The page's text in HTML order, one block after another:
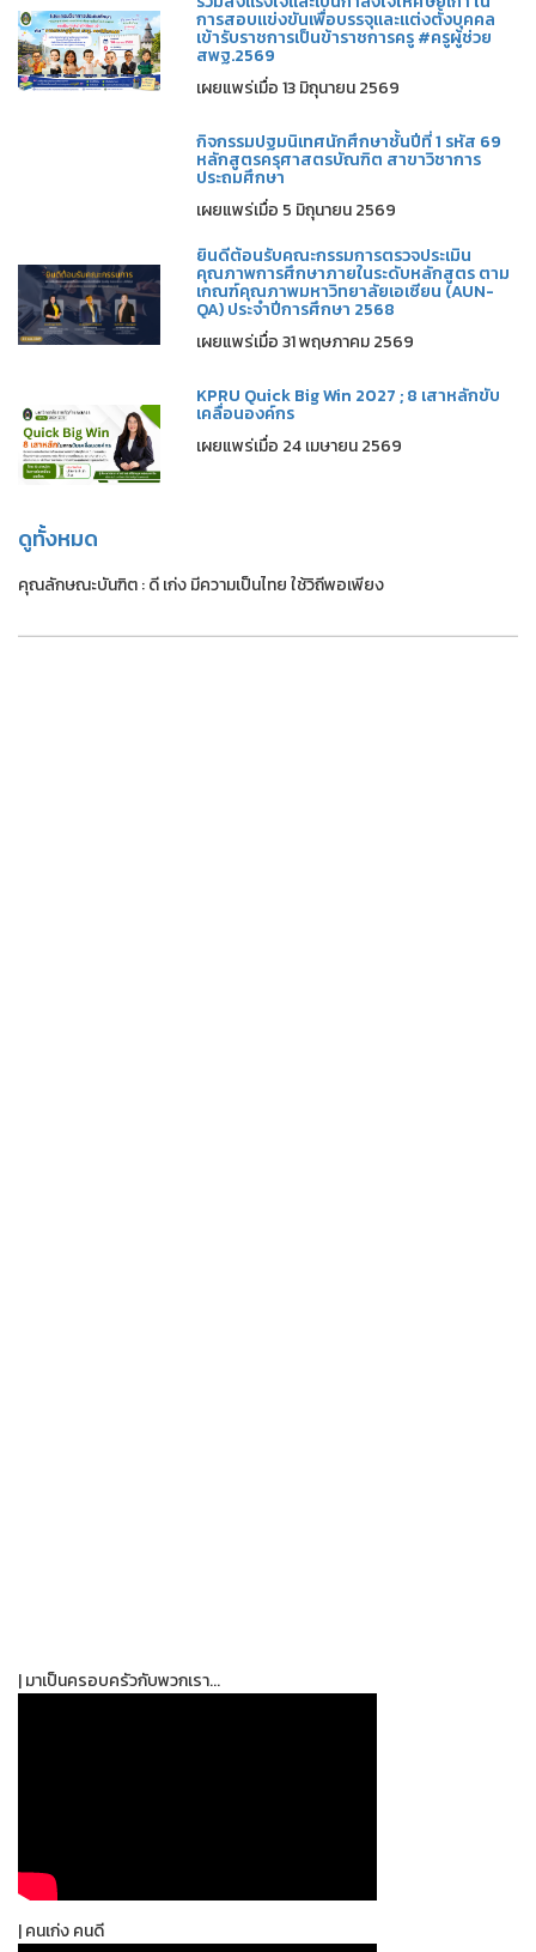
การสอบแข่งขันเพื่อบรรจุและแต่งตั้งบุคคล
เข้ารับราชการเป็นข้าราชการครู #ครูผู้ช่วย
สพฐ.2569
เผยแพร่เมื่อ 13 มิถุนายน 2569
กิจกรรมปฐมนิเทศนักศึกษาชั้นปีที่ 1 รหัส 69
หลักสูตรครุศาสตรบัณฑิต สาขาวิชาการ
ประถมศึกษา
เผยแพร่เมื่อ 5 มิถุนายน 2569
ยินดีต้อนรับคณะกรรมการตรวจประเมิน
คุณภาพการศึกษาภายในระดับหลักสูตร ตาม
เกณฑ์คุณภาพมหาวิทยาลัยเอเซียน (AUN-
QA) ประจำปีการศึกษา 2568
เผยแพร่เมื่อ 31 พฤษภาคม 2569
KPRU Quick Big Win 2027 ; 8 เสาหลักขับ
เคลื่อนองค์กร
เผยแพร่เมื่อ 24 เมษายน 2569
ดูทั้งหมด
คุณลักษณะบันฑิต : ดี เก่ง มีความเป็นไทย ใช้วิถีพอเพียง
| มาเป็นครอบครัวกับพวกเรา...
| คนเก่ง คนดี